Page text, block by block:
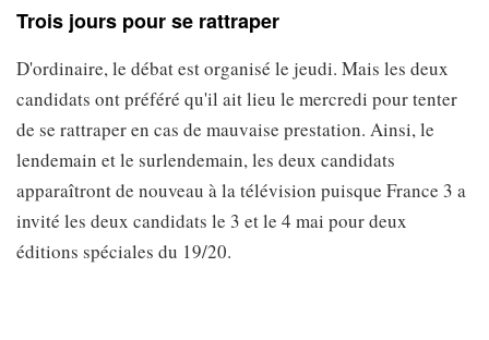
Trois jours pour se rattraper
D'ordinaire, le débat est organisé le jeudi. Mais les deux
candidats ont préféré qu'il ait lieu le mercredi pour tenter
de se rattraper en cas de mauvaise prestation. Ainsi, le
lendemain et le surlendemain, les deux candidats
apparaîtront de nouveau à la télévision puisque France 3 a
invité les deux candidats le 3 et le 4 mai pour deux
éditions spéciales du 19/20.